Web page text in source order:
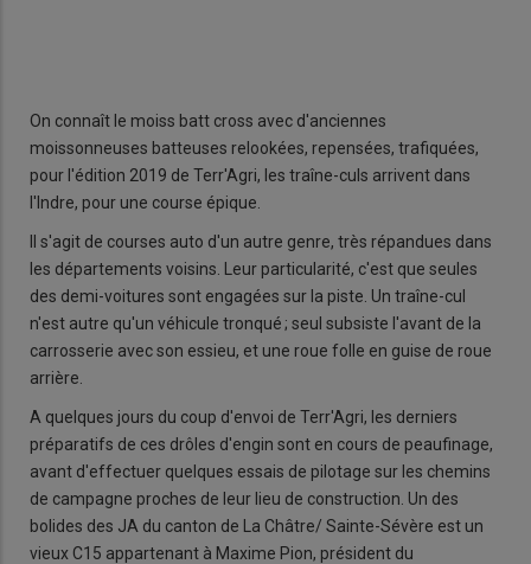
On connaît le moiss batt cross avec d'anciennes
moissonneuses batteuses relookées, repensées, trafiquées,
pour l'édition 2019 de Terr'Agri, les traîne-culs arrivent dans
l'Indre, pour une course épique.
Il s'agit de courses auto d'un autre genre, très répandues dans
les départements voisins. Leur particularité, c'est que seules
des demi-voitures sont engagées sur la piste. Un traîne-cul
n'est autre qu'un véhicule tronqué ; seul subsiste l'avant de la
carrosserie avec son essieu, et une roue folle en guise de roue
arrière.
A quelques jours du coup d'envoi de Terr'Agri, les derniers
préparatifs de ces drôles d'engin sont en cours de peaufinage,
avant d'effectuer quelques essais de pilotage sur les chemins
de campagne proches de leur lieu de construction. Un des
bolides des JA du canton de La Châtre/ Sainte-Sévère est un
vieux C15 appartenant à Maxime Pion, président du